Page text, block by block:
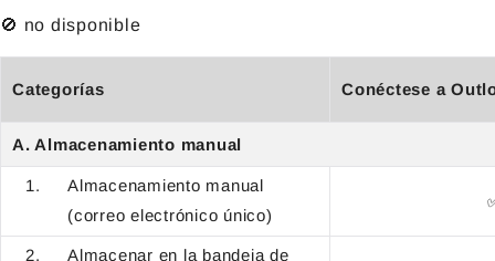
🚫 no disponible
Categorías Conéctese a
A. Almacenamiento manual
Almacenamiento manual
(correo electrónico único)
Almacenar en la bandeja de